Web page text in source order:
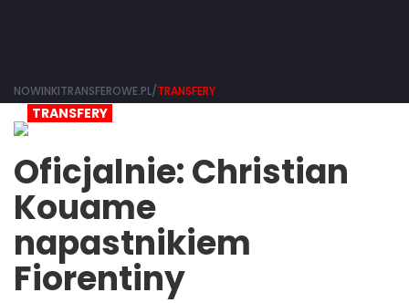
NOWINKITRANSFEROWE.PL/TRANSFERY
TRANSFERY
Oficjalnie: Christian
Kouame
napastnikiem
Fiorentiny